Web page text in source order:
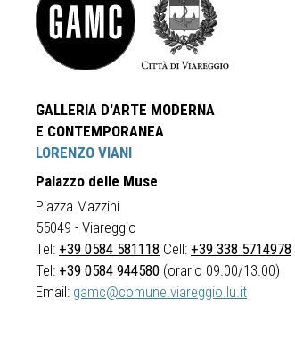
GALLERIA D'ARTE MODERNA
E CONTEMPORANEA
LORENZO VIANI
Palazzo delle Muse
Piazza Mazzini
55049 - Viareggio
Tel: +39 0584 581118 Cell: +39 338 5714978
Tel: +39 0584 944580 (orario 09.00/13.00)
Email: gamc@comune.viareggio.lu.it